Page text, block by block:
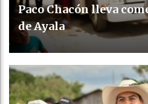
Paco Chacón lleva
de Ayala